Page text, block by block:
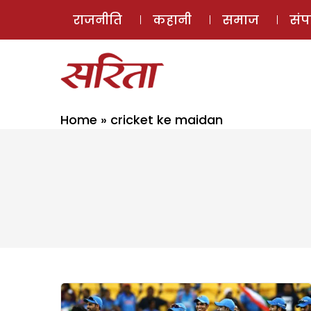
राजनीति कहानी समाज
Home » cricket ke maidan